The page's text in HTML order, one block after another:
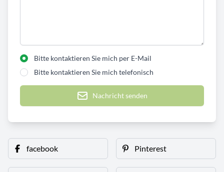
Bitte kontaktieren Sie mich per E-Mail
Bitte kontaktieren Sie mich telefonisch
Nachricht senden
facebook Pinterest